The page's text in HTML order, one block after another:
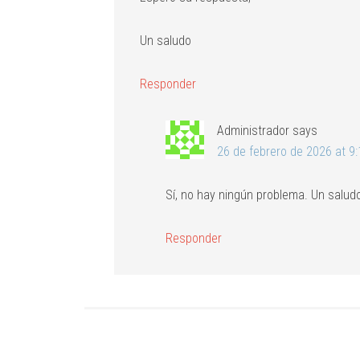
Un saludo
Responder
Administrador says
26 de febrero de 2026 at
Sí, no hay ningún problema. Un
Responder